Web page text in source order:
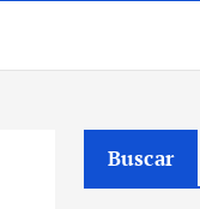
Buscar